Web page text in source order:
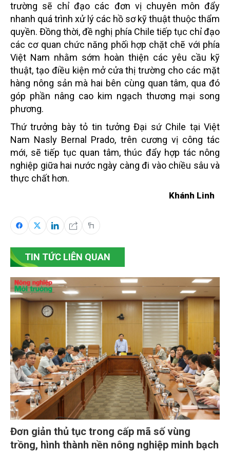
trường sẽ chỉ đạo các đơn vị chuyên môn đẩy
nhanh quá trình xử lý các hồ sơ kỹ thuật thuộc thẩm
quyền. Đồng thời, đề nghị phía Chile tiếp tục chỉ đạo
các cơ quan chức năng phối hợp chặt chẽ với phía
Việt Nam nhằm sớm hoàn thiện các yêu cầu kỹ
thuật, tạo điều kiện mở cửa thị trường cho các mặt
hàng nông sản mà hai bên cùng quan tâm, qua đó
góp phần nâng cao kim ngạch thương mại song
phương.
Thứ trưởng bày tỏ tin tưởng Đại sứ Chile tại Việt
Nam Nasly Bernal Prado, trên cương vị công tác
mới, sẽ tiếp tục quan tâm, thúc đẩy hợp tác nông
nghiệp giữa hai nước ngày càng đi vào chiều sâu và
thực chất hơn.
Khánh Linh
TIN TỨC LIÊN QUAN
Đơn giản thủ tục trong cấp mã số vùng
trồng, hình thành nền nông nghiệp minh bạch